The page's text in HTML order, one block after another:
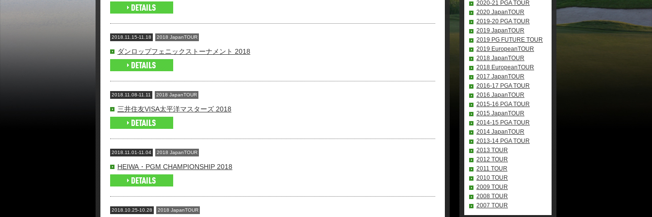
2018.11.15-11.18 2018 JapanTOUR
ダンロップフェニックストーナメント 2018
2018.11.08-11.11 2018 JapanTOUR
三井住友VISA太平洋マスターズ 2018
2018.11.01-11.04 2018 JapanTOUR
HEIWA・PGM CHAMPIONSHIP 2018
2018.10.25-10.28 2018 JapanTOUR
2020-21 PGA TOUR
2020 JapanTOUR
2019-20 PGA TOUR
2019 JapanTOUR
2019 PG FUTURE TOUR
2019 EuropeanTOUR
2018 JapanTOUR
2018 EuropeanTOUR
2017 JapanTOUR
2016-17 PGA TOUR
2016 JapanTOUR
2015-16 PGA TOUR
2015 JapanTOUR
2014-15 PGA TOUR
2014 JapanTOUR
2013-14 PGA TOUR
2013 TOUR
2012 TOUR
2011 TOUR
2010 TOUR
2009 TOUR
2008 TOUR
2007 TOUR